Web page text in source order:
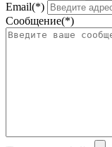
Email(*)
Сообщение(*)